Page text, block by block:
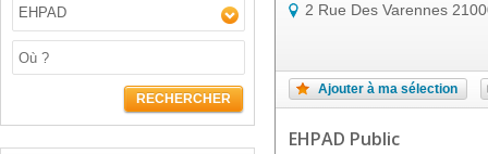
EHPAD
RECHERCHER
2 Rue Des Varennes
Ajouter à ma sélection
EHPAD Public